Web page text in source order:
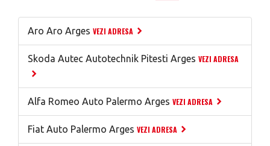
Aro Aro Arges VEZI ADRESA
Skoda Autec Autotechnik Pitesti Arges VEZI ADRESA
Alfa Romeo Auto Palermo Arges VEZI ADRESA
Fiat Auto Palermo Arges VEZI ADRESA